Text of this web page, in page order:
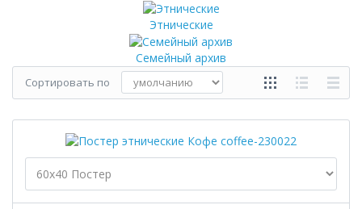
Этнические
Семейный архив
Сортировать по